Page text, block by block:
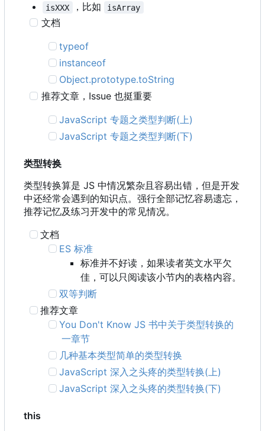
isXXX ，比如 isArray
文档
typeof
instanceof
Object.prototype.toString
推荐文章 ， Issue 也挺重要
JavaScript 专题之类型判断(上)
JavaScript 专题之类型判断(下)
类型转换
类型转换算是 JS 中情况繁杂且容易出错，但是开发
中还经常会遇到的知识点。强行全部记忆容易遗忘，
推荐记忆及练习开发中的常见情况。
文档
ES 标准
标准并不好读，如果读者英文水平欠
佳，可以只阅读该小节内的表格内容。
双等判断
推荐文章
You Don't Know JS 书中关于类型转换的
一章节
几种基本类型简单的类型转换
JavaScript 深入之头疼的类型转换(上)
JavaScript 深入之头疼的类型转换(下)
this